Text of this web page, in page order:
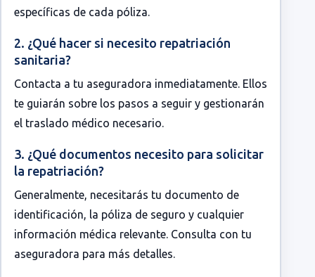
específicas de cada póliza.
2. ¿Qué hacer si necesito repatriación
sanitaria?
Contacta a tu aseguradora inmediatamente. Ellos
te guiarán sobre los pasos a seguir y gestionarán
el traslado médico necesario.
3. ¿Qué documentos necesito para solicitar
la repatriación?
Generalmente, necesitarás tu documento de
identificación, la póliza de seguro y cualquier
información médica relevante. Consulta con tu
aseguradora para más detalles.